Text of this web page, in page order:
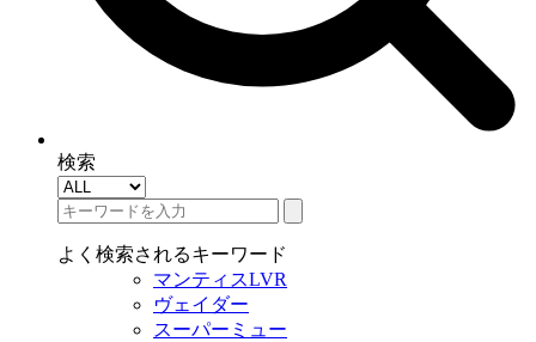
検索
よく検索されるキーワード
マンティスLVR
ヴェイダー
スーパーミュー